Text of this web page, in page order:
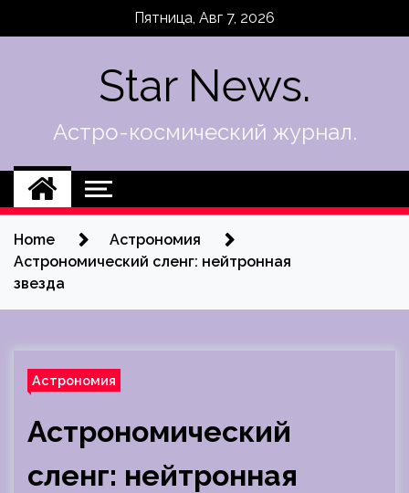
Пятница, Авг 7, 2026
Star News.
Астро-космический журнал.
Home
Астрономия
Астрономический сленг: нейтронная
звезда
Астрономия
Астрономический
сленг: нейтронная